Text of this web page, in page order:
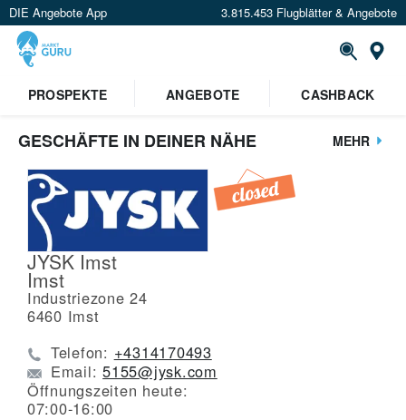
DIE Angebote App 3.815.453 Flugblätter & Angebote
PROSPEKTE
ANGEBOTE CASHBACK
GESCHÄFTE IN DEINER NÄHE MEHR
JYSK Imst
Imst
Industriezone 24
6460 Imst
Telefon: +4314170493
Email:5155@jysk.com
Öffnungszeiten heute:
07:00-16:00